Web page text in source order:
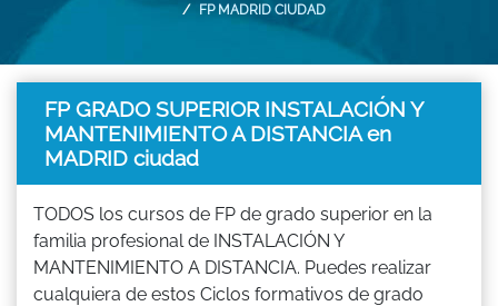
FP MADRID CIUDAD
FP GRADO SUPERIOR INSTALACIÓN Y
MANTENIMIENTO A DISTANCIA en
MADRID ciudad
TODOS los cursos de FP de grado superior en la
familia profesional de INSTALACIÓN Y
MANTENIMIENTO A DISTANCIA. Puedes realizar
cualquiera de estos Ciclos formativos de grado